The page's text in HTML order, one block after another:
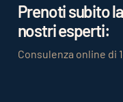
Prenoti subito
nostri esperti:
Consulenza online di